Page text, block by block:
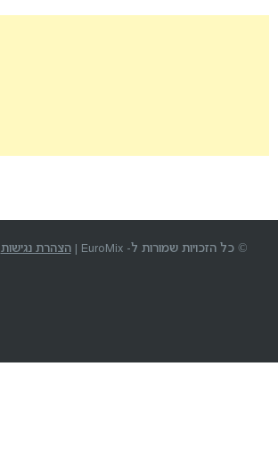
© כל הזכויות שמורות ל- EuroMix | הצהרת נגישות|